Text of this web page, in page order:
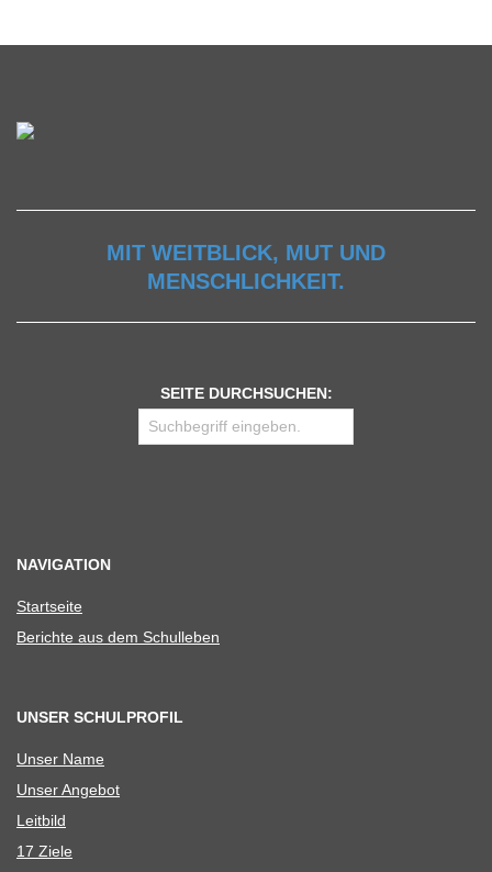
MIT WEITBLICK, MUT UND
MENSCHLICHKEIT.
SEITE DURCHSUCHEN:
NAVIGATION
Start­seite
Berichte aus dem Schulleben
UNSER SCHULPROFIL
Unser Name
Unser Ange­bot
Leit­bild
17 Ziele